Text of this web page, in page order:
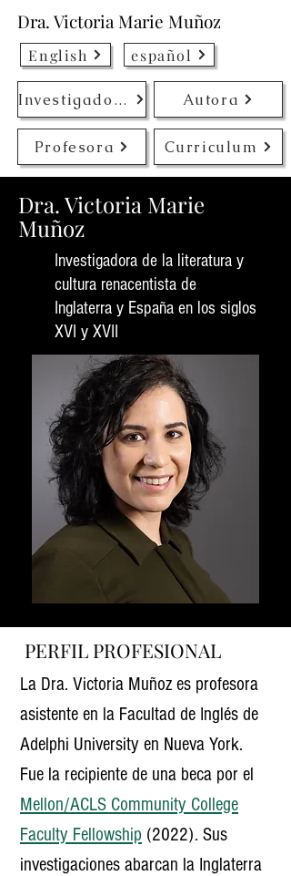
Dra. Victoria Marie Muñoz
English español
Investigadora Autora
Profesora Curriculum
Dra. Victoria Marie
Muñoz
Investigadora de la literatura y
cultura renacentista de
Inglaterra y España en los siglos
XVI y XVII
PERFIL PROFESIONAL
La Dra. Victoria Muñoz es profesora
asistente en la Facultad de Inglés de
Adelphi University en Nueva York.
Fue la recipiente de una beca por el
Mellon/ACLS Community College
Faculty Fellowship (2022). Sus
investigaciones abarcan la Inglaterra